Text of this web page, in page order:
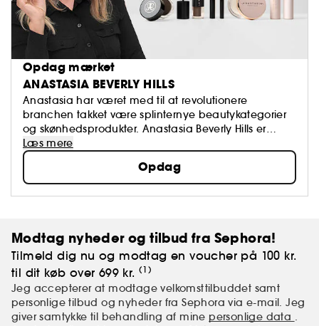
Opdag mærket
ANASTASIA BEVERLY HILLS
Anastasia har været med til at revolutionere
branchen takket være splinternye beautykategorier
og skønhedsprodukter. Anastasia Beverly Hills er
særligt kendt for sine fremragende produkter, der
fremhæver øjenbrynene og øjenområdet via utrolige
farvepaletter, der er med til at redesigne og definere
de forskellige ansigtstræk..
Læs mere
Opdag
Modtag nyheder og tilbud fra Sephora!
Tilmeld dig nu og modtag en voucher på 100 kr.
til dit køb over 699 kr. (1)
Jeg accepterer at modtage velkomsttilbuddet samt
personlige tilbud og nyheder fra Sephora via e-mail. Jeg
giver samtykke til behandling af mine personlige data .